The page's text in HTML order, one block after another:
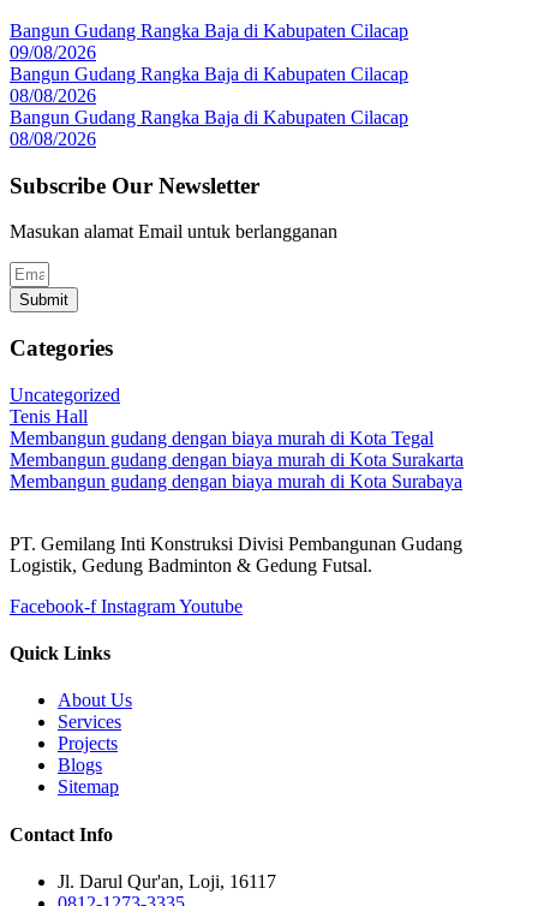
Bangun Gudang Rangka Baja di Kabupaten Cilacap
09/08/2026
Bangun Gudang Rangka Baja di Kabupaten Cilacap
08/08/2026
Bangun Gudang Rangka Baja di Kabupaten Cilacap
08/08/2026
Subscribe Our Newsletter
Masukan alamat Email untuk berlangganan
Submit
Categories
Uncategorized
Tenis Hall
Membangun gudang dengan biaya murah di Kota Tegal
Membangun gudang dengan biaya murah di Kota Surakarta
Membangun gudang dengan biaya murah di Kota Surabaya
PT. Gemilang Inti Konstruksi Divisi Pembangunan Gudang
Logistik, Gedung Badminton & Gedung Futsal.
Facebook-f InstagramYoutube
Quick Links
About Us
Services
Projects
Blogs
Sitemap
Contact Info
Jl. Darul Qur'an, Loji, 16117